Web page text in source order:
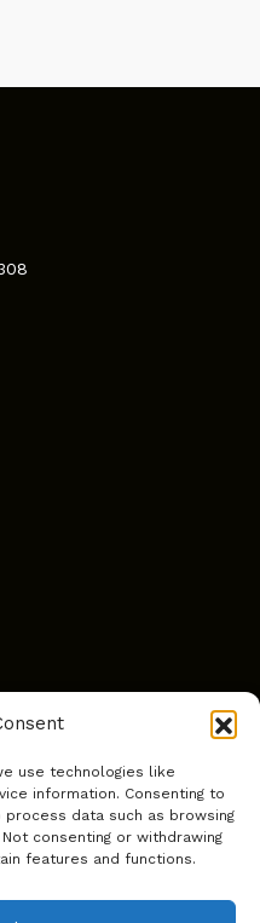
use technologies like
information. Consenting to
data such as browsing
consenting or withdrawing
features and functions.